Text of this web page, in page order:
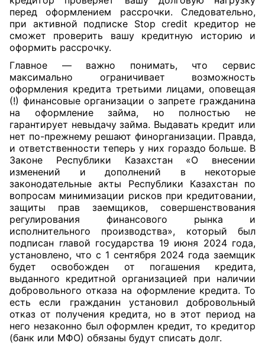
перед оформлением рассрочки. Следовательно,
при активной подписке Stop credit кредитор не
сможет проверить вашу кредитную историю и
оформить рассрочку.
Главное — важно понимать, что сервис
максимально ограничивает возможность
оформления кредита третьими лицами, оповещая
(!) финансовые организации о запрете гражданина
на оформление займа, но полностью не
гарантирует невыдачу займа. Выдавать кредит или
нет по-прежнему решают финорганизации. Правда,
и ответственности теперь у них гораздо больше. В
Законе Республики Казахстан «О внесении
изменений и дополнений в некоторые
законодательные акты Республики Казахстан по
вопросам минимизации рисков при кредитовании,
защиты прав заемщиков, совершенствования
регулирования финансового рынка и
исполнительного производства», который был
подписан главой государства 19 июня 2024 года,
установлено, что с 1 сентября 2024 года заемщик
будет освобожден от погашения кредита,
выданного кредитной организацией при наличии
добровольного отказа на оформление кредита. То
есть если гражданин установил добровольный
отказ от получения кредита, но в этот период на
него незаконно был оформлен кредит, то кредитор
(банк или МФО) обязаны будут списать долг.